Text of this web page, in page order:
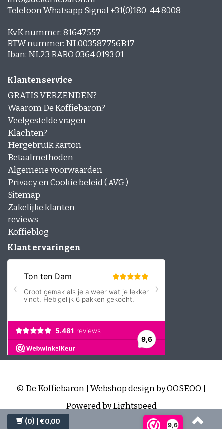
9,6
Telefoon Whatsapp Signal +31(0)180-44 8008
KvK nummer: 81647557
BTW nummer: NL003587756B17
Iban: NL23 RABO 0364 0193 01
Klantenservice
GRATIS VERZENDEN?
Waarom De Koffiebaron?
Veelgestelde vragen
Klachten?
Hergebruik karton
Betaalmethoden
Algemene voorwaarden
Privacy en Cookie beleid ( AVG )
Sitemap
Zakelijke klanten
reviews
Koffieblog
Klant ervaringen
© De Koffiebaron | Webshop design byOOSEOO
Powered byLightspeed
(0) | €0,00